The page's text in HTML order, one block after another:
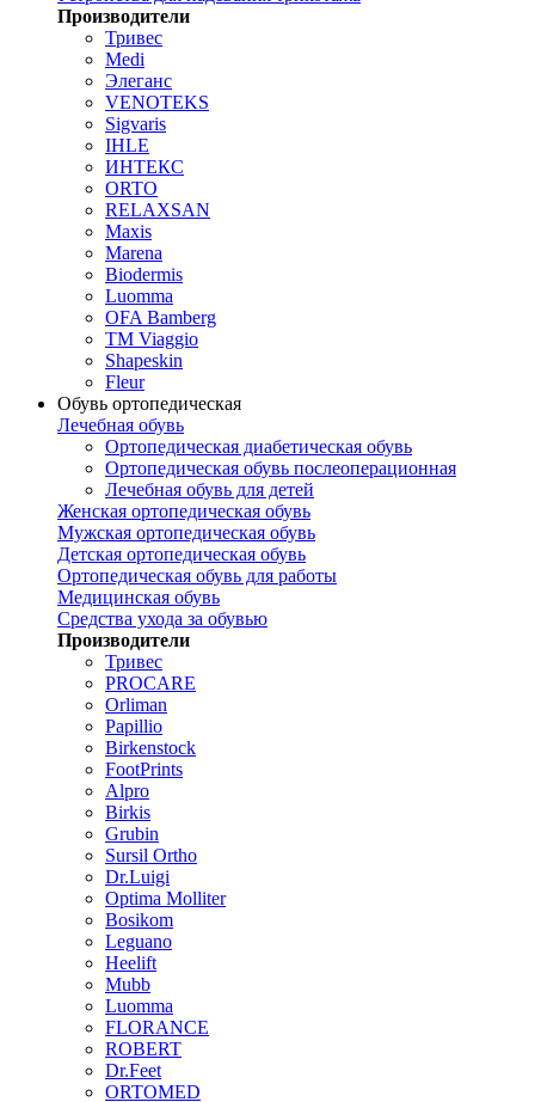
Производители
Тривес
Medi
Элеганс
VENOTEKS
Sigvaris
IHLE
ИНТЕКС
ORTO
RELAXSAN
Maxis
Marena
Biodermis
Luomma
OFA Bamberg
TM Viaggio
Shapeskin
Fleur
Обувь ортопедическая
Лечебная обувь
Ортопедическая диабетическая обувь
Ортопедическая обувь послеоперационная
Лечебная обувь для детей
Женская ортопедическая обувь
Мужская ортопедическая обувь
Детская ортопедическая обувь
Ортопедическая обувь для работы
Медицинская обувь
Средства ухода за обувью
Производители
Тривес
PROCARE
Orliman
Papillio
Birkenstock
FootPrints
Alpro
Birkis
Grubin
Sursil Ortho
Dr.Luigi
Optima Molliter
Bosikom
Leguano
Heelift
Mubb
Luomma
FLORANCE
ROBERT
Dr.Feet
ORTOMED